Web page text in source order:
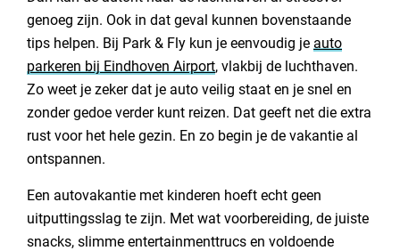
genoeg zijn. Ook in dat geval kunnen bovenstaande
tips helpen. Bij Park & Fly kun je eenvoudig je auto
parkeren bij Eindhoven Airport, vlakbij de luchthaven.
Zo weet je zeker dat je auto veilig staat en je snel en
zonder gedoe verder kunt reizen. Dat geeft net die extra
rust voor het hele gezin. En zo begin je de vakantie al
ontspannen.
Een autovakantie met kinderen hoeft echt geen
uitputtingsslag te zijn. Met wat voorbereiding, de juiste
snacks, slimme entertainmenttrucs en voldoende